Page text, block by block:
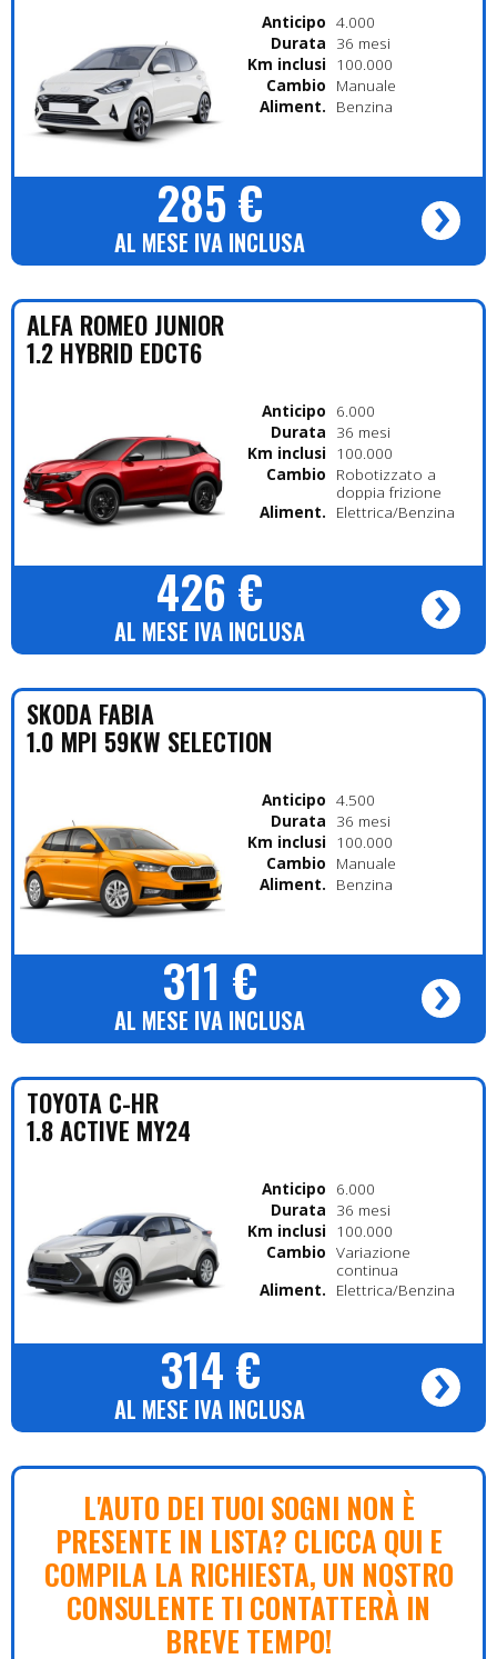
Anticipo 4.000
Durata 36 mesi
Km inclusi 100.000
Cambio Manuale
Alimentazione
Benzina
285 €
AL MESE IVA INCLUSA
ALFA ROMEO JUNIOR
1.2 HYBRID EDCT6
Anticipo 6.000
Durata 36 mesi
Km inclusi 100.000
Cambio Robotizzato a
doppia frizione
Alimentazione
Elettrica/Benzina
426 €
AL MESE IVA INCLUSA
SKODA FABIA
1.0 MPI 59KW SELECTION
Anticipo 4.500
Durata 36 mesi
Km inclusi 100.000
Cambio Manuale
Alimentazione
Benzina
311 €
AL MESE IVA INCLUSA
TOYOTA C-HR
1.8 ACTIVE MY24
Anticipo 6.000
Durata 36 mesi
Km inclusi 100.000
Cambio Variazione
continua
Alimentazione
Elettrica/Benzina
314 €
AL MESE IVA INCLUSA
L'AUTO DEI TUOI SOGNI NON È
PRESENTE IN LISTA? CLICCA QUI E
COMPILA LA RICHIESTA, UN NOSTRO
CONSULENTE TI CONTATTERÀ IN
BREVE TEMPO!